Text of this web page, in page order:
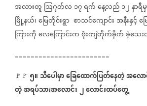
အလားတူ ဩဂုတ်လ ၁၇ရက်နေ့လည်၁၂နာ
မြို့နယ်၊မြေတိုင်းရွာ စာသင်ကျောင်းအနီးနှင့်မ
ကြားကိုလေကြောင်းကဗုံးကျဲတိုက်ခိုက်ခဲ့သေ
========================
🚩🚩 ၅။သီပေါမှာခြေထောက်ပြတ်နေတဲ့အလေ
တဲ့အရပ်သားအလောင်း၂လောင်းထပ်တွေ့